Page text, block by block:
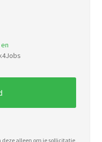
deze alleen om je sollicitatie